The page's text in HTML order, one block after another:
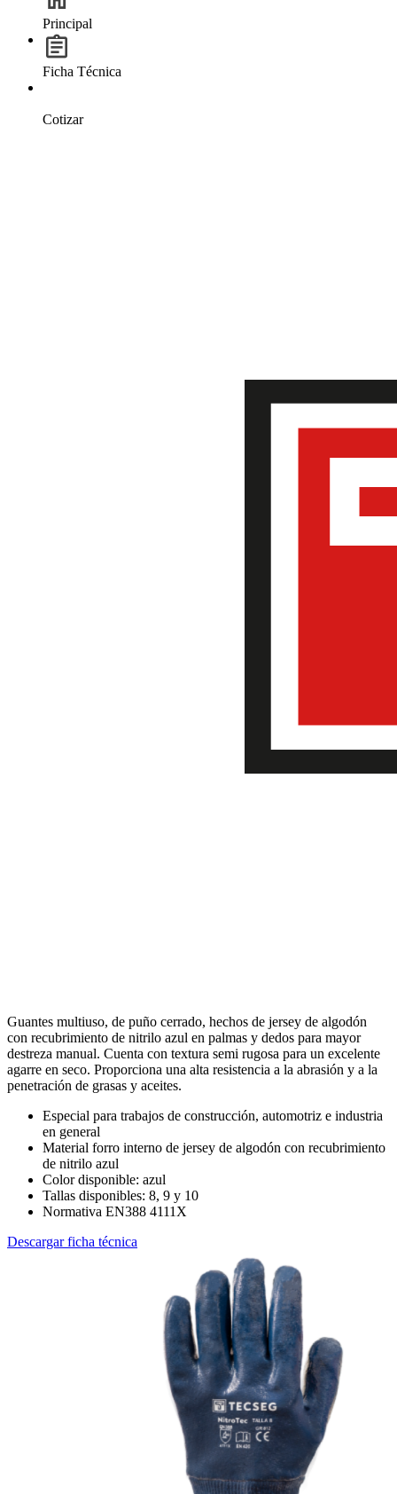
Principal
Ficha Técnica
Cotizar
Guantes multiuso, de puño cerrado, hechos de jersey de algodón
con recubrimiento de nitrilo azul en palmas y dedos para mayor
destreza manual. Cuenta con textura semi rugosa para un excelente
agarre en seco. Proporciona una alta resistencia a la abrasión y a la
penetración de grasas y aceites.
Especial para trabajos de construcción, automotriz e industria
en general
Material forro interno de jersey de algodón con recubrimiento
de nitrilo azul
Color disponible: azul
Tallas disponibles: 8, 9 y 10
Normativa EN388 4111X
Descargar ficha técnica